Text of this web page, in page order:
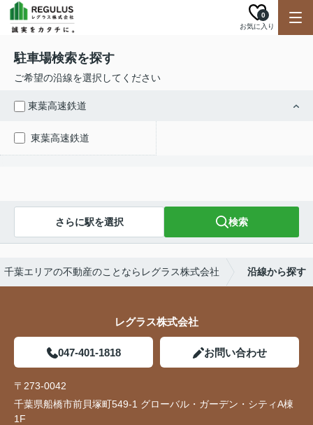
お気に入り
0
駐車場検索を探す
ご希望の沿線を選択してください
東葉高速鉄道
東葉高速鉄道
さらに駅を選択 検索
千葉エリアの不動産のことならレグラス株式会社 沿線から探す
レグラス株式会社
047-401-1818 お問い合わせ
〒273-0042
千葉県船橋市前貝塚町549-1 グローバル・ガーデン・シティA棟
1F